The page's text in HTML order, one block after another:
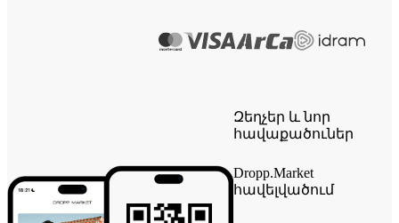
Զեղչեր և նոր
հավաքածուներ
Dropp.Market
հավելվածում